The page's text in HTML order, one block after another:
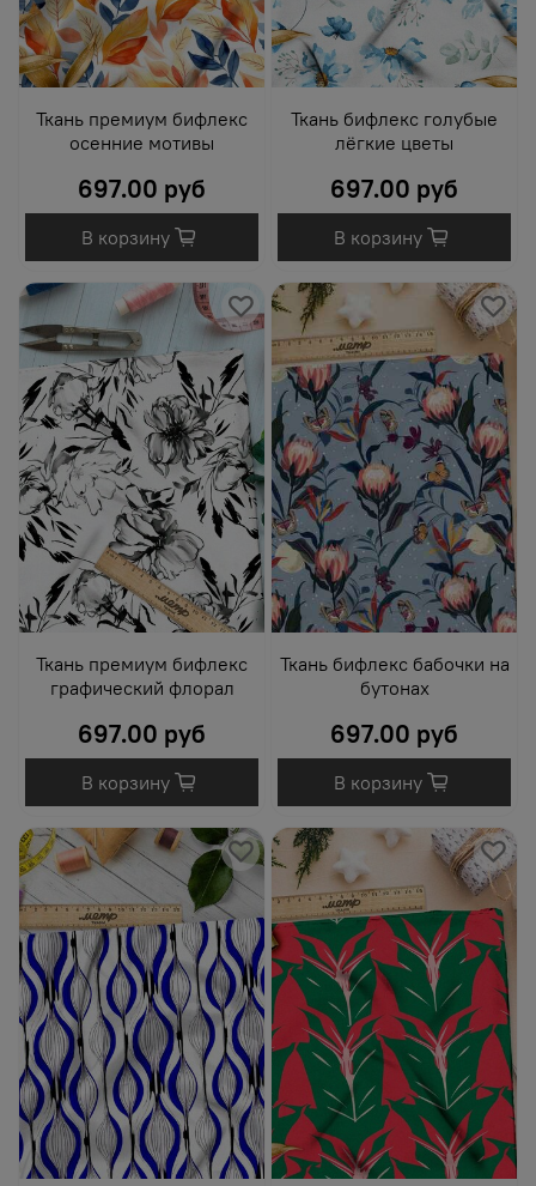
Ткань премиум бифлекс
осенние мотивы
697.00 руб
В корзину
Ткань бифлекс голубые
лёгкие цветы
697.00 руб
В корзину
Ткань премиум бифлекс
графический флорал
697.00 руб
В корзину
Ткань бифлекс бабочки на
бутонах
697.00 руб
В корзину